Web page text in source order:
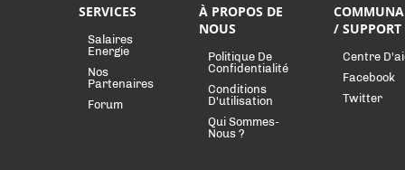
SERVICES
Salaires
Energie
Nos
Partenaires
Forum
À PROPOS DE
NOUS
Politique De
Confidentialité
Conditions
D'utilisation
Qui Sommes-
Nous ?
/ SUPPORT
Centre
Facebook
Twitter